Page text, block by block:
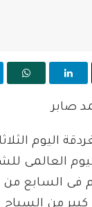
صابر
اليوم
العالمى
فى السابع